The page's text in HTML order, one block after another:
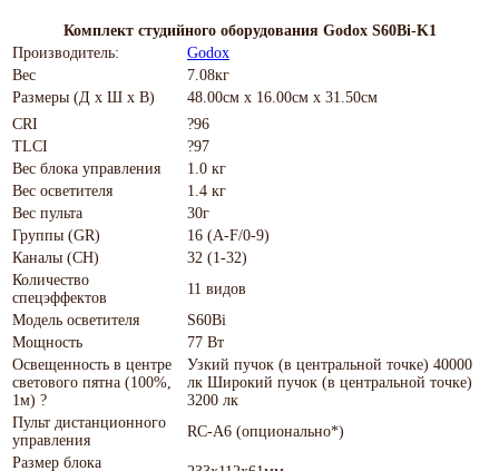
Комплект студийного оборудования Godox S60Bi-K1
Производитель:
Godox
Вес
7.08кг
Размеры (Д х Ш х В)
48.00см x 16.00см x 31.50см
CRI
?96
TLCI
?97
Вес блока управления
1.0 кг
Вес осветителя
1.4 кг
Вес пульта
30г
Группы (GR)
16 (A-F/0-9)
Каналы (CH)
32 (1-32)
Количество
спецэффектов
11 видов
Модель осветителя
S60Bi
Мощность
77 Вт
Освещенность в центре
светового пятна (100%,
1м) ?
Узкий пучок (в центральной точке) 40000
лк Широкий пучок (в центральной точке)
3200 лк
Пульт дистанционного
управления
RC-A6 (опционально*)
Размер блока